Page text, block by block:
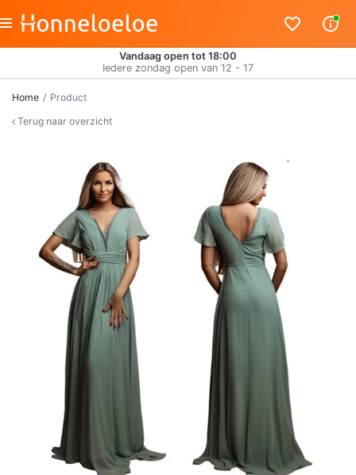
Vandaag open tot 18:00
Iedere zondag open van 12 - 17
Home
Product
Terug naar overzicht